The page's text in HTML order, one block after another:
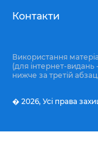
Контакти
Використання
(для інтернет-видань
нижче за третій абзац.
� 2026, Усі права